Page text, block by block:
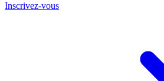
Inscrivez-vous